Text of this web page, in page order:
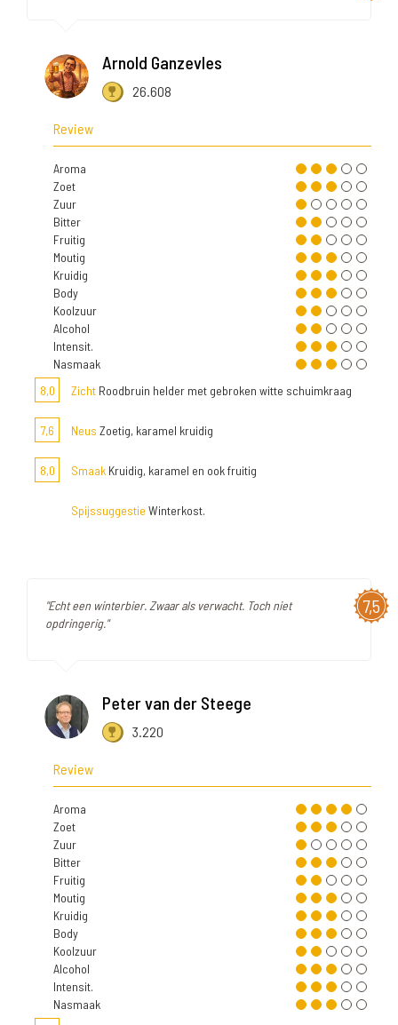
Arnold Ganzevles
26.608
Review
Aroma
Zoet
Zuur
Bitter
Fruitig
Moutig
Kruidig
Body
Koolzuur
Alcohol
Intensit.
Nasmaak
8,0
Zicht Roodbruin helder met gebroken witte schuimkraag
7,6 Neus Zoetig, karamel kruidig
8,0 Smaak Kruidig, karamel en ook fruitig
Spijssuggestie Winterkost.
7,5
"Echt een winterbier. Zwaar als verwacht. Toch niet
opdringerig."
Peter van der Steege
3.220
Review
Aroma
Zoet
Zuur
Bitter
Fruitig
Moutig
Kruidig
Body
Koolzuur
Alcohol
Intensit.
Nasmaak